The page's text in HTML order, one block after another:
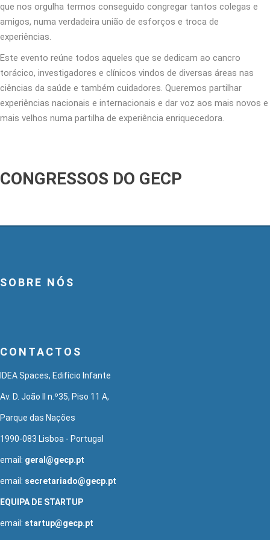
que nos orgulha termos conseguido congregar tantos colegas e
amigos, numa verdadeira união de esforços e troca de
experiências.
Este evento reúne todos aqueles que se dedicam ao cancro
torácico, investigadores e clínicos vindos de diversas áreas nas
ciências da saúde e também cuidadores. Queremos partilhar
experiências nacionais e internacionais e dar voz aos mais novos e
mais velhos numa partilha de experiência enriquecedora.
SOBRE NÓS
CONTACTOS
IDEA Spaces, Edifício Infante
Av. D. João II n.º35, Piso 11 A,
Parque das Nações
1990-083 Lisboa - Portugal
email: geral@gecp.pt
email: secretariado@gecp.pt
EQUIPA DE STARTUP
email: startup@gecp.pt